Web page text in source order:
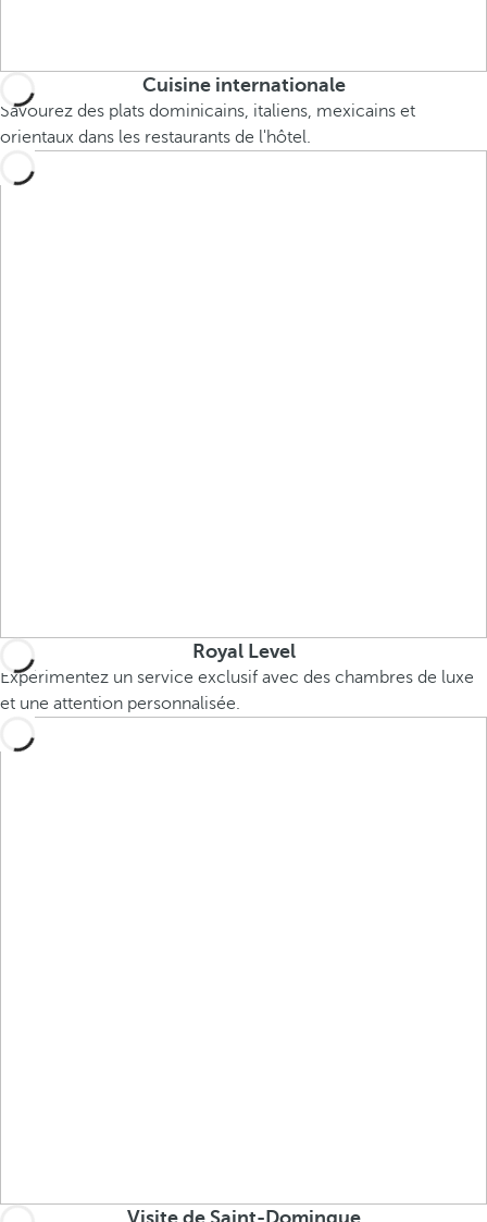
Cuisine internationale
Savourez des plats dominicains, italiens, mexicains et
orientaux dans les restaurants de l'hôtel.
Royal Level
Expérimentez un service exclusif avec des chambres de luxe
et une attention personnalisée.
Visite de Saint-Domingue